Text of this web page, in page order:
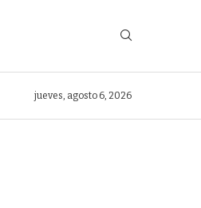
jueves, agosto 6, 2026